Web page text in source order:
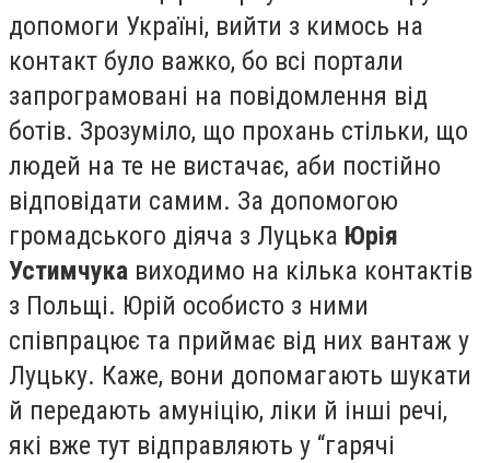
допомоги Україні, вийти з кимось на
контакт було важко, бо всі портали
запрограмовані на повідомлення від
ботів. Зрозуміло, що прохань стільки, що
людей на те не вистачає, аби постійно
відповідати самим. За допомогою
громадського діяча з Луцька Юрія
Устимчука виходимо на кілька контактів
з Польщі. Юрій особисто з ними
співпрацює та приймає від них вантаж у
Луцьку. Каже, вони допомагають шукати
й передають амуніцію, ліки й інші речі,
які вже тут відправляють у “гарячі